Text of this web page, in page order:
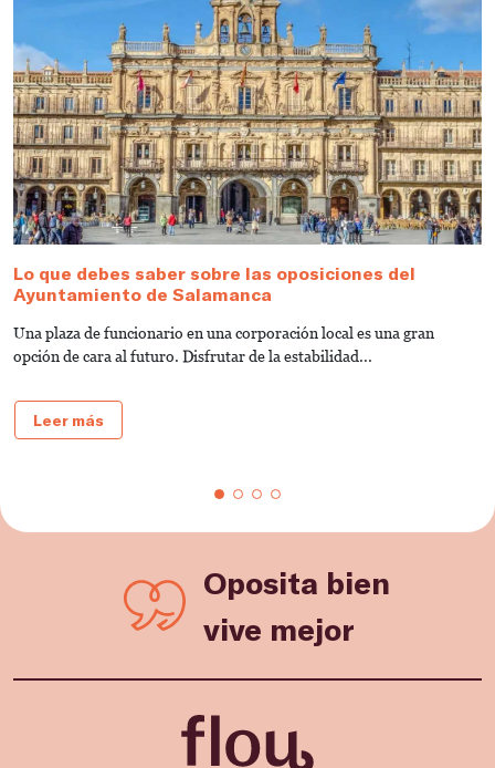
Lo que debes saber sobre las oposiciones del
Ayuntamiento de Salamanca
Una plaza de funcionario en una corporación local es una gran
opción de cara al futuro. Disfrutar de la estabilidad...
Leer más
Oposita bien
vive mejor